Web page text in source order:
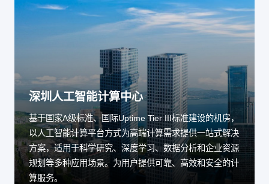
深圳人工智能计算中心
基于国家A级标准、国际Uptime Tier III标准建设的机房，
以人工智能计算平台方式为高端计算需求提供一站式解决
方案，适用于科学研究、深度学习、数据分析和企业资源
规划等多种应用场景。为用户提供可靠、高效和安全的计
算服务。